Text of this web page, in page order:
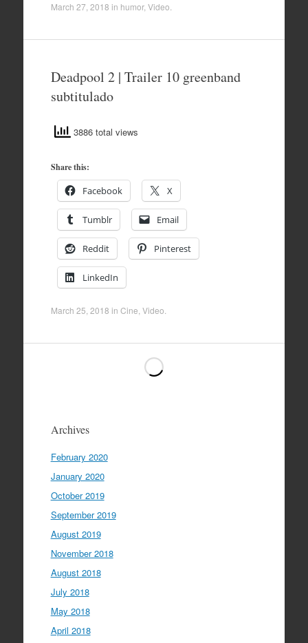
March 27, 2018 in humor, Video
Deadpool 2 | Trailer 10 greenband
subtitulado
3886 total views
Share this:
Facebook X
Tumblr Email
Reddit Pinterest
LinkedIn
March 25, 2018 in Cine Video
Archives
February 2020
January 2020
October 2019
September 2019
August 2019
November 2018
August 2018
July 2018
May 2018
April 2018